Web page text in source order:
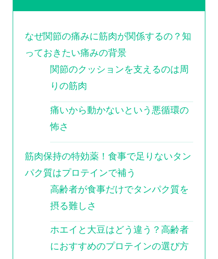
なぜ関節の痛みに筋肉が関係するの？知
っておきたい痛みの背景
関節のクッションを支えるのは周
りの筋肉
痛いから動かないという悪循環の
怖さ
筋肉保持の特効薬！食事で足りないタン
パク質はプロテインで補う
高齢者が食事だけでタンパク質を
摂る難しさ
ホエイと大豆はどう違う？高齢者
におすすめのプロテインの選び方